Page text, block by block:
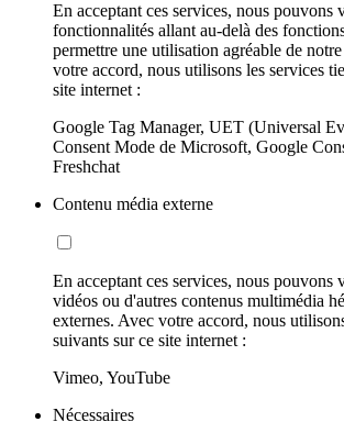
En acceptant ces services, nous pouvons
fonctionnalités allant au-delà des
permettre une utilisation agréable de
votre accord, nous utilisons les services
site internet :
Google Tag Manager, UET (Universal
Consent Mode de Microsoft, Google
Freshchat
Contenu média externe
En acceptant ces services, nous pouvons
vidéos ou d'autres contenus multimédia
externes. Avec votre accord, nous
suivants sur ce site internet :
Vimeo, YouTube
Nécessaires